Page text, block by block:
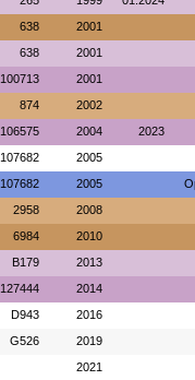
638 2001
638 2001
100713 2001
874 2002
106575 2004 2023
107682 2005
107682 2005
2958 2008
6984 2010
B179 2013
127444 2014
D943 2016
G526 2019
2021